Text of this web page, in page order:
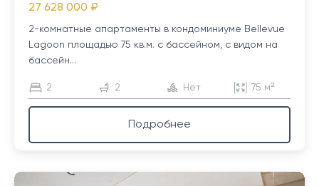
27 628 000 ₽
2-комнатные апартаменты в кондоминиуме Bellevue
Lagoon площадью 75 кв.м. с бассейном, с видом на
бассейн...
2 2 Нет 75 м²
Подробнее